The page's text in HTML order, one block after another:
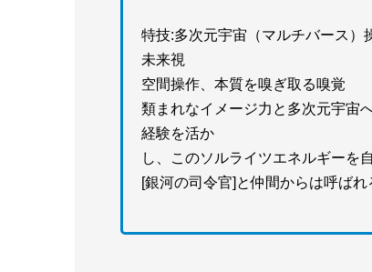
特技:多次元宇宙（マルチバース）
未来視
空間操作、本質を嗅ぎ取る嗅覚
類まれなイメージ力と多次元宇宙
経験を活か
し、このソルライツエネルギーを
[銀河の司令官]と仲間からは呼ばれ